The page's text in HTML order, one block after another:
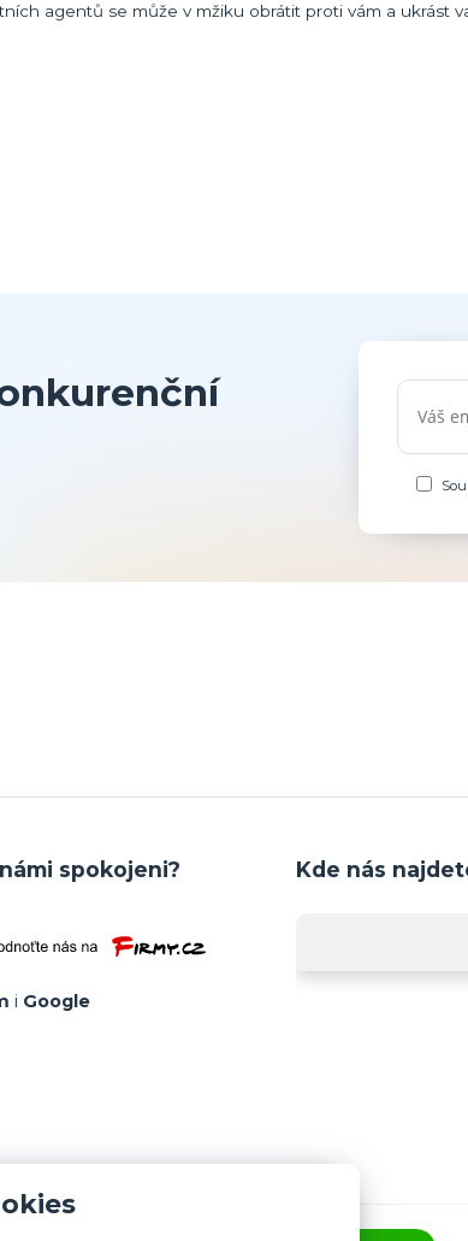
agentů se může v mžiku obrátit proti vám a ukrást
spokojeni?
i Google
Kde nás